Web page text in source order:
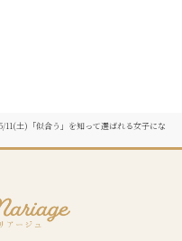
11(土)「似合う」を知って選ばれる女子にな